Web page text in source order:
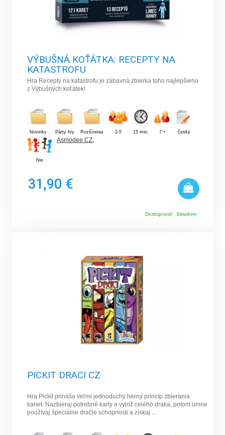
VÝBUŠNÁ KOŤÁTKA: RECEPTY NA
KATASTROFU
Hra Recepty na katastrofu je zábavná zbierka toho najlepšieho
z Výbušných koťátek!
Novinky Párty hry Rozšírenia 2-5 15 min. 7 + český
Nie
Asmodee CZ,
31,90 €
Dostupnosť: Skladom
PICKIT DRACI CZ
Hra Pickit prináša veľmi jednoduchý herný princíp zbierania
kariet. Nazbieraj potrebné karty a vylož celého draka, potom umne
používaj špeciálne dračie schopnosti a získaj ...